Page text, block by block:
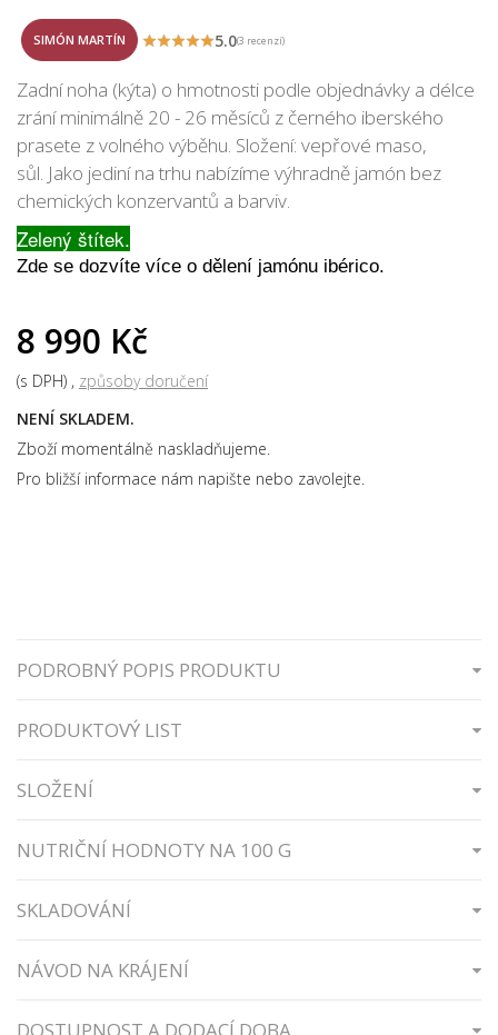
SIMÓN MARTÍN 5.0(3 recenzí)
Zadní noha (kýta) o hmotnosti podle objednávky a délce
zrání minimálně 20 - 26 měsíců z černého iberského
prasete z volného výběhu. Složení: vepřové maso,
sůl. Jako jediní na trhu nabízíme výhradně jamón bez
chemických konzervantů a barviv.
Zelený štítek.
Zde se dozvíte více o dělení jamónu ibérico.
8 990 Kč
(s DPH)
způsoby doručení
NENÍ SKLADEM.
Zboží momentálně naskladňujeme.
Pro bližší informace nám napište nebo zavolejte.
PODROBNÝ POPIS PRODUKTU
PRODUKTOVÝ LIST
SLOŽENÍ
NUTRIČNÍ HODNOTY NA 100 G
SKLADOVÁNÍ
NÁVOD NA KRÁJENÍ
DOSTUPNOST A DODACÍ DOBA